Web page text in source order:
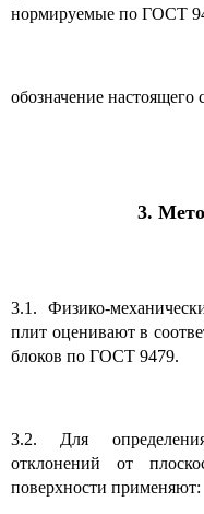
нормируемые по ГОСТ
обозначение настоящего
3.
3.1. Физико-
плит оценивают в
блоков по ГОСТ 9479.
3.2. Для
отклонений от
поверхности применяют: